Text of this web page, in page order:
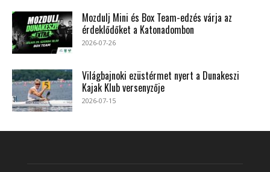
Mozdulj Mini és Box Team-edzés várja az
érdeklődőket a Katonadombon
2026-07-26
Világbajnoki ezüstérmet nyert a Dunakeszi
Kajak Klub versenyzője
2026-07-15